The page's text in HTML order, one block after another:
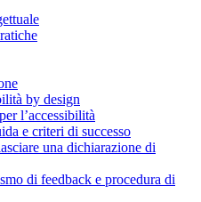
by design
l’accessibilità
e criteri di successo
una dichiarazione di
di feedback e procedura di